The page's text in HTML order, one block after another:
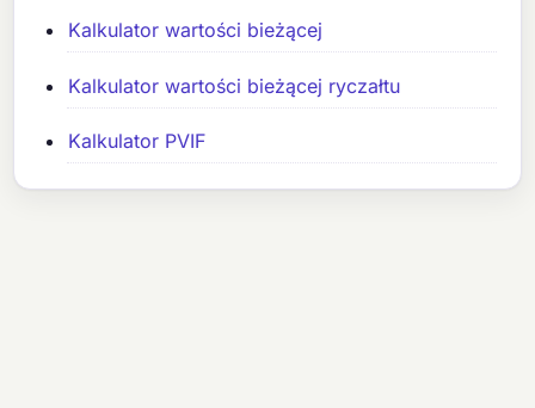
Kalkulator wartości bieżącej
Kalkulator wartości bieżącej ryczałtu
Kalkulator PVIF